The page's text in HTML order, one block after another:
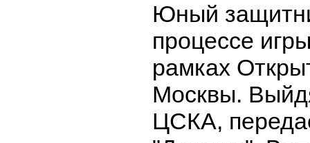
Юный
процессе
рамках
Москвы.
ЦСКА,